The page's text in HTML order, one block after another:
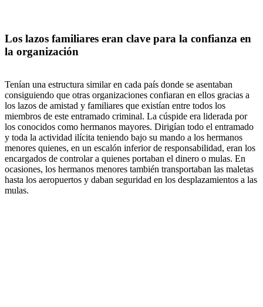
Los lazos familiares eran clave para la confianza en
la organización
Tenían una estructura similar en cada país donde se asentaban
consiguiendo que otras organizaciones confiaran en ellos gracias a
los lazos de amistad y familiares que existían entre todos los
miembros de este entramado criminal. La cúspide era liderada por
los conocidos como hermanos mayores. Dirigían todo el entramado
y toda la actividad ilícita teniendo bajo su mando a los hermanos
menores quienes, en un escalón inferior de responsabilidad, eran los
encargados de controlar a quienes portaban el dinero o mulas. En
ocasiones, los hermanos menores también transportaban las maletas
hasta los aeropuertos y daban seguridad en los desplazamientos a las
mulas.